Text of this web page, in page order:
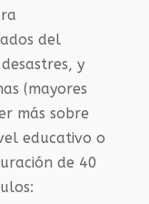
del
y
(mayores
más sobre
educativo o
de 40